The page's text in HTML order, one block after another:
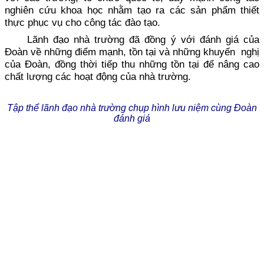
nghiên cứu khoa học nhằm tạo ra các sản phẩm thiết
thực phục vụ cho công tác đào tạo.
Lãnh đạo nhà trường đã đồng ý với đánh giá của
Đoàn về những điểm mạnh, tồn tại và những khuyến nghị
của Đoàn, đồng thời tiếp thu những tồn tại để nâng cao
chất lượng các hoạt động của nhà trường.
Tập thể lãnh đạo nhà trường chụp hình lưu niệm cùng Đoàn
đánh giá